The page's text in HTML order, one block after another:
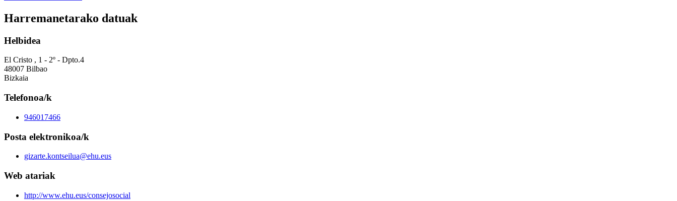
Harremanetarako datuak
Helbidea
El Cristo , 1 - 2º - Dpto.4
48007 Bilbao
Bizkaia
Telefonoa/k
946017466
Posta elektronikoa/k
gizarte.kontseilua@ehu.eus
Web atariak
http://www.ehu.eus/consejosocial